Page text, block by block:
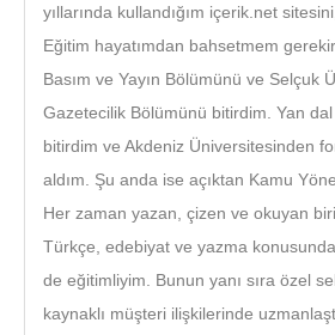
yıllarında kullandığım içerik.net
Eğitim hayatımdan bahsetmem
Basım ve Yayın Bölümünü ve Selçuk
Gazetecilik Bölümünü bitirdim. Yan
bitirdim ve Akdeniz Üniversitesinden
aldım. Şu anda ise açıktan Kamu
Her zaman yazan, çizen ve okuyan
Türkçe, edebiyat ve yazma
de eğitimliyim. Bunun yanı sıra özel
kaynaklı müşteri ilişkilerinde